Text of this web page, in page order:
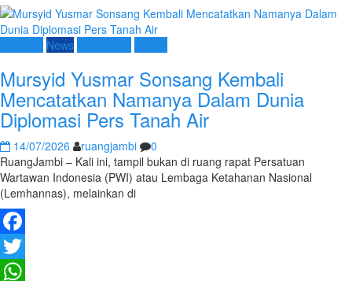
News
Mursyid Yusmar Sonsang Kembali
Mencatatkan Namanya Dalam Dunia
Diplomasi Pers Tanah Air
14/07/2026 ruangjambi
0
RuangJambi – Kali ini, tampil bukan di ruang rapat Persatuan
Wartawan Indonesia (PWI) atau Lembaga Ketahanan Nasional
(Lemhannas), melainkan di
Facebook
Twitter